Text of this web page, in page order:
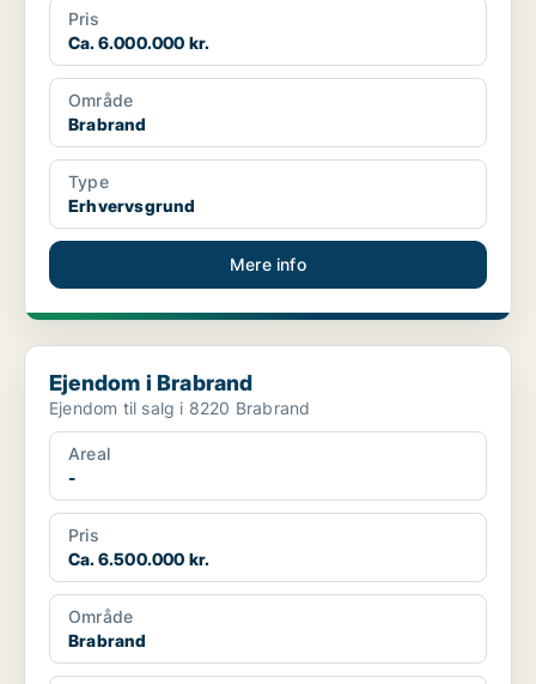
Pris
Ca. 6.000.000 kr.
Område
Brabrand
Type
Erhvervsgrund
Mere info
Ejendom i Brabrand
Ejendom i Brabrand
Ejendom til salg i 8220 Brabrand
Areal
-
Pris
Ca. 6.500.000 kr.
Område
Brabrand